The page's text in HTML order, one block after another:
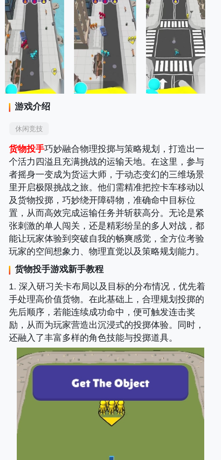
游戏介绍
休闲竞技
货物投手巧妙融合物理投掷与策略规划，打造出一
个活力四溢且充满挑战的运输天地。在这里，参与
者摇身一变成为货运大师，于动态变幻的三维场景
里开启极限挑战之旅。他们需精准把控卡车移动以
及货物投掷，巧妙绕开障碍物，准确命中目标位
置，从而高效完成运输任务并斩获高分。无论是紧
张刺激的单人闯关，还是精彩纷呈的多人对战，都
能让玩家体验到突破自我的畅爽感觉，全方位考验
玩家的空间想象力、物理直觉以及策略规划能力。
货物投手游戏新手教程
1. 深入研习关卡布局以及目标的分布情况，优先着
手处理高价值货物。在此基础上，合理规划投掷的
先后顺序，若能连续成功命中，便可触发连击奖
励，从而为玩家营造出沉浸式的投掷体验。同时，
还融入了丰富多样的角色技能与投掷道具。